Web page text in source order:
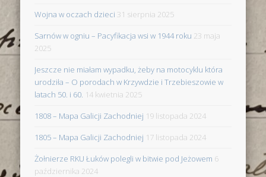
Wojna w oczach dzieci 31 sierpnia 2025
Sarnów w ogniu – Pacyfikacja wsi w 1944 roku 23 maja
2025
Jeszcze nie miałam wypadku, żeby na motocyklu która
urodziła – O porodach w Krzywdzie i Trzebieszowie w
latach 50. i 60. 14 kwietnia 2025
1808 – Mapa Galicji Zachodniej 19 listopada 2024
1805 – Mapa Galicji Zachodniej 17 listopada 2024
Żołnierze RKU Łuków polegli w bitwie pod Jeżowem 6
października 2024